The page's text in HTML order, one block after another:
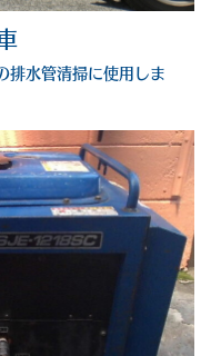
排水管清掃に使用しま